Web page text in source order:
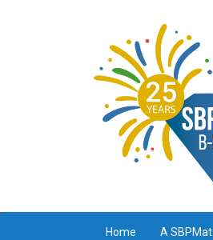
Home A SBPMat